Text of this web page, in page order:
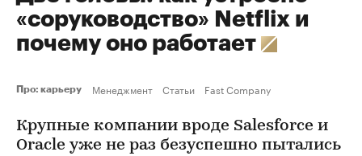
«соруководство» Netflix и
почему оно работает
Про: карьеру Менеджмент Статьи Fast Company
Крупные компании вроде Salesforce и
Oracle уже не раз безуспешно пытались